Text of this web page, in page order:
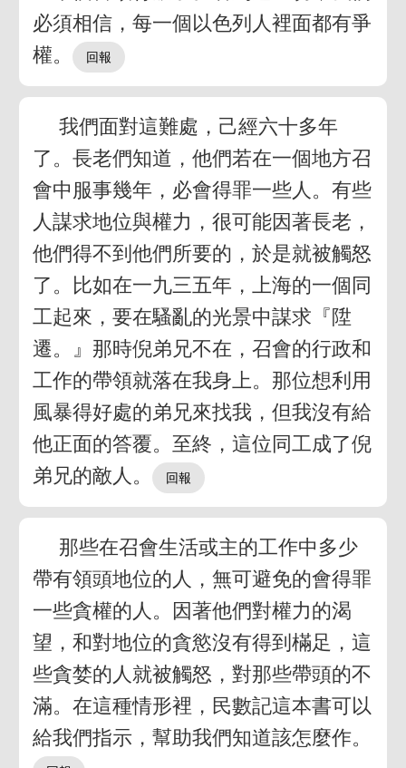
必須相信，每一個以色列人裡面都有爭
權。
我們面對這難處，己經六十多年
了。長老們知道，他們若在一個地方召
會中服事幾年，必會得罪一些人。有些
人謀求地位與權力，很可能因著長老，
他們得不到他們所要的，於是就被觸怒
了。比如在一九三五年，上海的一個同
工起來，要在騷亂的光景中謀求『陞
遷。』那時倪弟兄不在，召會的行政和
工作的帶領就落在我身上。那位想利用
風暴得好處的弟兄來找我，但我沒有給
他正面的答覆。至終，這位同工成了倪
弟兄的敵人。
那些在召會生活或主的工作中多少
帶有領頭地位的人，無可避免的會得罪
一些貪權的人。因著他們對權力的渴
望，和對地位的貪慾沒有得到樠足，這
些貪婪的人就被觸怒，對那些帶頭的不
滿。在這種情形裡，民數記這本書可以
給我們指示，幫助我們知道該怎麼作。